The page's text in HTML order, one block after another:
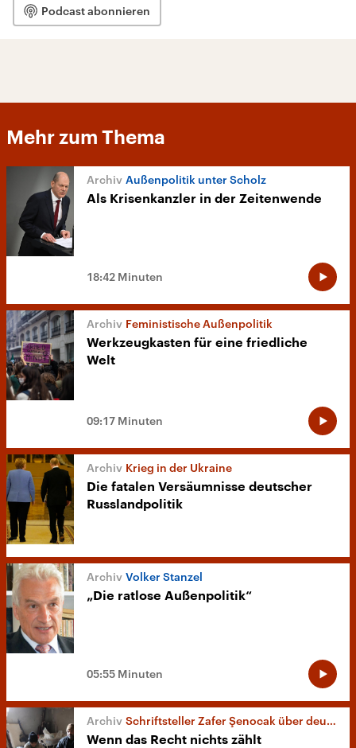
Podcast abonnieren
Mehr zum Thema
Außenpolitik unter Scholz
Als Krisenkanzler in der Zeitenwende
18:42 Minuten
Feministische Außenpolitik
Werkzeugkasten für eine friedliche
Welt
09:17 Minuten
Krieg in der Ukraine
Die fatalen Versäumnisse deutscher
Russlandpolitik
Volker Stanzel
„Die ratlose Außenpolitik“
05:55 Minuten
Schriftsteller Zafer Şenocak über deutsche Nahostpolitik
Wenn das Recht nichts zählt